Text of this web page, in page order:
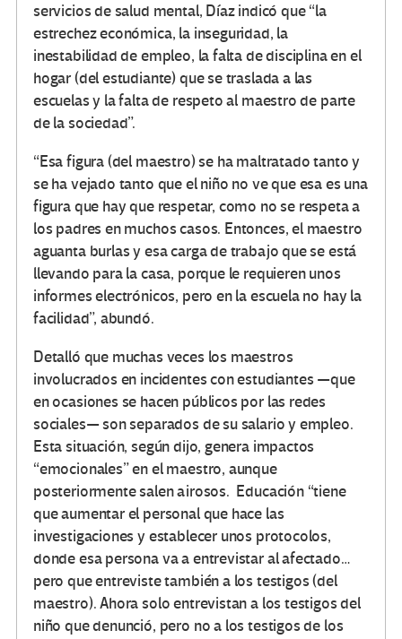
servicios de salud mental, Díaz indicó que “la
estrechez económica, la inseguridad, la
inestabilidad de empleo, la falta de disciplina en el
hogar (del estudiante) que se traslada a las
escuelas y la falta de respeto al maestro de parte
de la sociedad”.
“Esa figura (del maestro) se ha maltratado tanto y
se ha vejado tanto que el niño no ve que esa es una
figura que hay que respetar, como no se respeta a
los padres en muchos casos. Entonces, el maestro
aguanta burlas y esa carga de trabajo que se está
llevando para la casa, porque le requieren unos
informes electrónicos, pero en la escuela no hay la
facilidad”, abundó.
Detalló que muchas veces los maestros
involucrados en incidentes con estudiantes —que
en ocasiones se hacen públicos por las redes
sociales— son separados de su salario y empleo.
Esta situación, según dijo, genera impactos
“emocionales” en el maestro, aunque
posteriormente salen airosos. Educación “tiene
que aumentar el personal que hace las
investigaciones y establecer unos protocolos,
donde esa persona va a entrevistar al afectado…
pero que entreviste también a los testigos (del
maestro). Ahora solo entrevistan a los testigos del
niño que denunció, pero no a los testigos de los